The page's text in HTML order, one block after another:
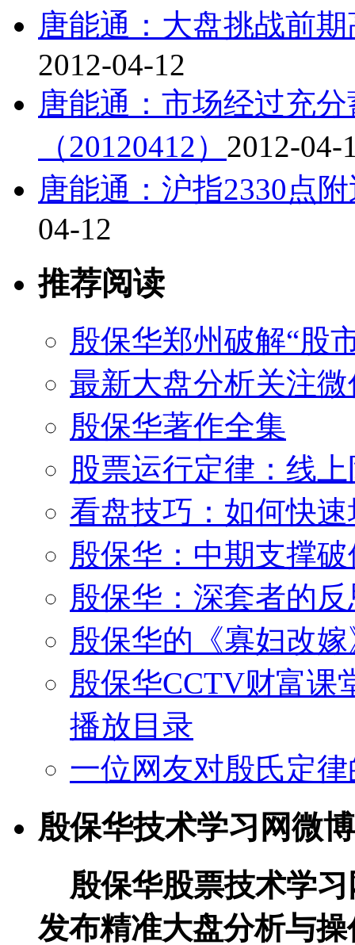
唐能通：大盘挑战前
2012-04-12
唐能通：市场经过充
（20120412） 2012-04-
唐能通：沪指2330点
04-12
推荐阅读
殷保华郑州破解“股
最新大盘分析关注
殷保华著作全集
股票运行定律：线
看盘技巧：如何快
殷保华：中期支撑
殷保华：深套者的
殷保华的《寡妇改
殷保华CCTV财富课
播放目录
一位网友对殷氏定
殷保华技术学习网微博
殷保华股票技术学习
发布精准大盘分析与